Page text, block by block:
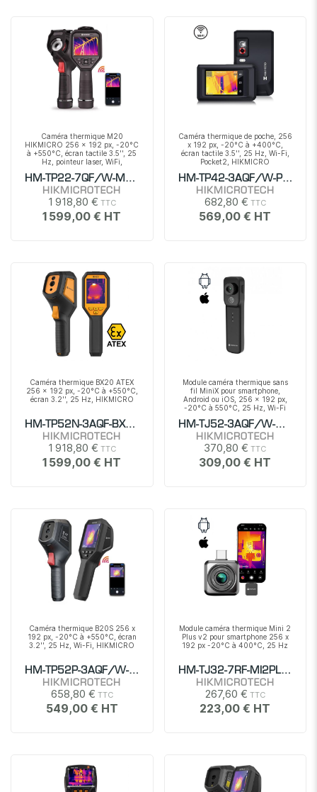
Caméra thermique M20
HIKMICRO 256 x 192 px, -20°C
à +550°C, écran tactile 3.5'', 25
Hz, pointeur laser, WiFi,
HM-TP22-7QF/W-M20
HIKMICROTECH
1 918,80 €
1 599,00 €
Caméra thermique de poche, 256
x 192 px, -20°C à +400°C,
écran tactile 3.5'', 25 Hz, Wi-Fi,
Pocket2, HIKMICRO
HM-TP42-3AQF/W-POCKE
HIKMICROTECH
682,80 €
569,00 €
Caméra thermique BX20 ATEX
256 x 192 px, -20°C à +550°C,
écran 3.2'', 25 Hz, HIKMICRO
HM-TP52N-3AQF-BX20
HIKMICROTECH
1 918,80 €
1 599,00 €
Module caméra thermique sans
fil MiniX pour smartphone,
Android ou iOS, 256 x 192 px,
-20°C à 550°C, 25 Hz, Wi-Fi
HM-TJ52-3AQF/W-MINI
HIKMICROTECH
370,80 €
309,00 €
Caméra thermique B20S 256 x
192 px, -20°C à +550°C, écran
3.2'', 25 Hz, Wi-Fi, HIKMICRO
HM-TP52P-3AQF/W-B20S
HIKMICROTECH
658,80 €
549,00 €
Module caméra thermique Mini 2
Plus v2 pour smartphone 256 x
192 px -20°C à 400°C, 25 Hz
HM-TJ32-7RF-MI2PLV2
HIKMICROTECH
267,60 €
223,00 €